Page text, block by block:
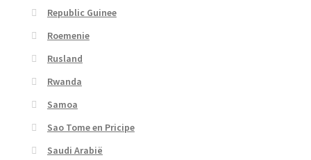
Republic Guinee
Roemenie
Rusland
Rwanda
Samoa
Sao Tome en Pricipe
Saudi Arabië